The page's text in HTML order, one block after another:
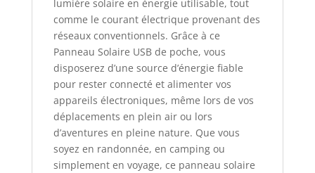
lumière solaire en énergie utilisable, tout
comme le courant électrique provenant des
réseaux conventionnels. Grâce à ce
Panneau Solaire USB de poche, vous
disposerez d’une source d’énergie fiable
pour rester connecté et alimenter vos
appareils électroniques, même lors de vos
déplacements en plein air ou lors
d’aventures en pleine nature. Que vous
soyez en randonnée, en camping ou
simplement en voyage, ce panneau solaire